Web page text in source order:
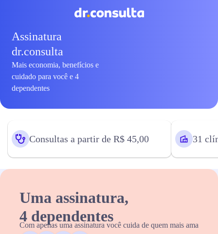
Assinatura
dr.consulta
Mais economia, benefícios e
cuidado para você e 4
dependentes
Consultas a partir de R$ 45,00 31
Uma assinatura,
4 dependentes
Com apenas uma assinatura você cuida de quem mais ama